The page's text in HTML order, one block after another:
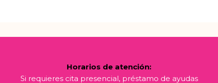
Horarios de atención:
Si requieres cita presencial, préstamo de ayudas